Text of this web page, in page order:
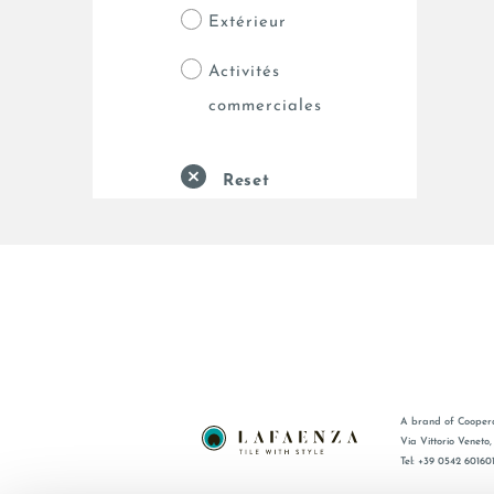
Extérieur
Activités
commerciales
Reset
A brand of
Via Vittorio
Tel: +39 0542 601601